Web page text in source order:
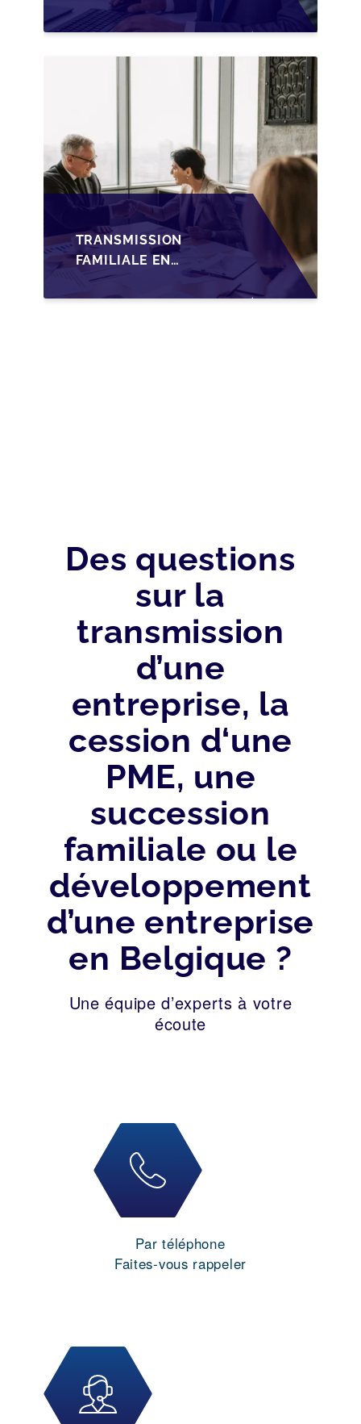
SUCCESSION EN
WALLONIE SUR LA
TRANSMISSION
TRANSMISSION
FAMILIALE EN
WALLONIE :
NOUVELLES
Des questions
sur la
transmission
d’une
entreprise, la
cession d‘une
PME, une
succession
familiale ou le
développement
d’une entreprise
en Belgique ?
Une équipe d’experts à votre
écoute
Par téléphone
Faites-vous rappeler